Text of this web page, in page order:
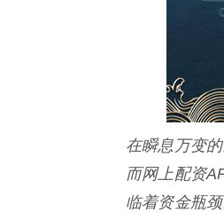
在瞬息万变
而网上配资
临着资金瓶